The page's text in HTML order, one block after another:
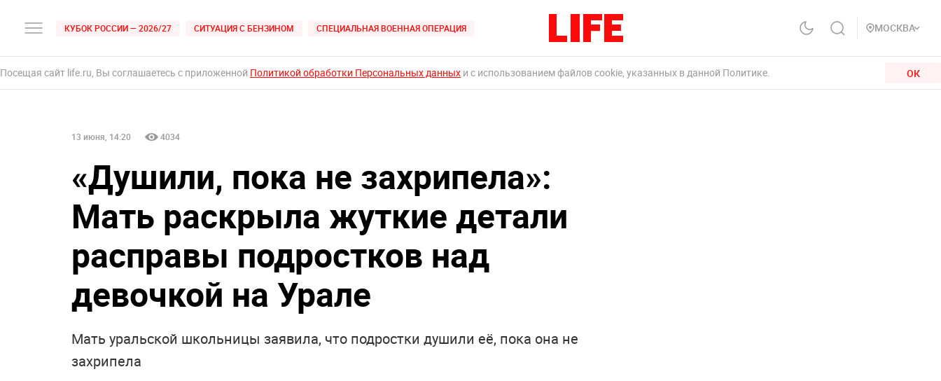
КУБОК РОССИИ — 2026/27 СИТУАЦИЯ С БЕНЗИНОМ СПЕЦИАЛЬНАЯ ВОЕННАЯ ОПЕРАЦИЯ МОСКВА
Посещая сайт life.ru, Вы соглашаетесь с приложенной Политикой обработки Персональных данных и с использованием файлов cookie, указанных в данной Политике. ОК
13 июня, 14:20 4034
«Душили, пока не захрипела»:
Мать раскрыла жуткие детали
расправы подростков над
девочкой на Урале
Мать уральской школьницы заявила, что подростки душили её, пока она не
захрипела